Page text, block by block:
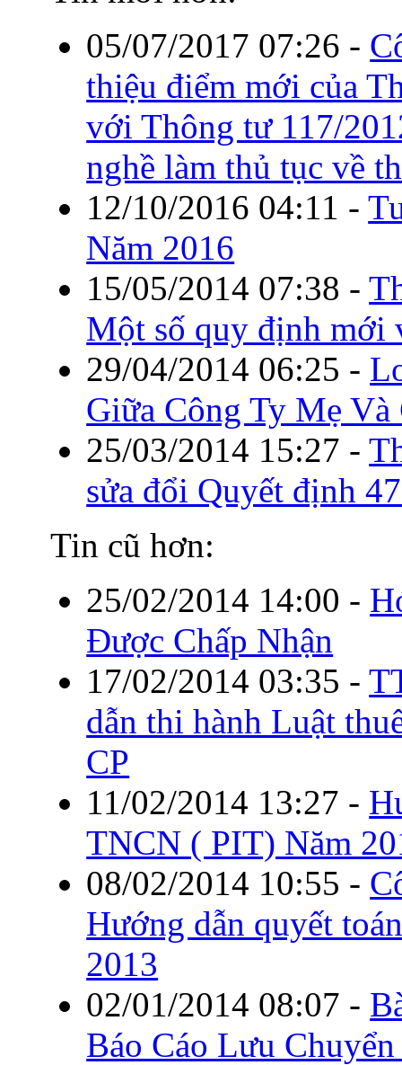
05/07/2017 07:26 -
thiệu điểm mới của
với Thông tư 117/
nghề làm thủ tục về
12/10/2016 04:11 -
Năm 2016
15/05/2014 07:38 -
Một số quy định mới
29/04/2014 06:25 -
Giữa Công Ty Mẹ
25/03/2014 15:27 -
sửa đổi Quyết định
Tin cũ hơn:
25/02/2014 14:00 -
Được Chấp Nhận
17/02/2014 03:35 -
dẫn thi hành Luật
CP
11/02/2014 13:27 -
TNCN ( PIT) Năm
08/02/2014 10:55 -
Hướng dẫn quyết
2013
02/01/2014 08:07 -
Báo Cáo Lưu